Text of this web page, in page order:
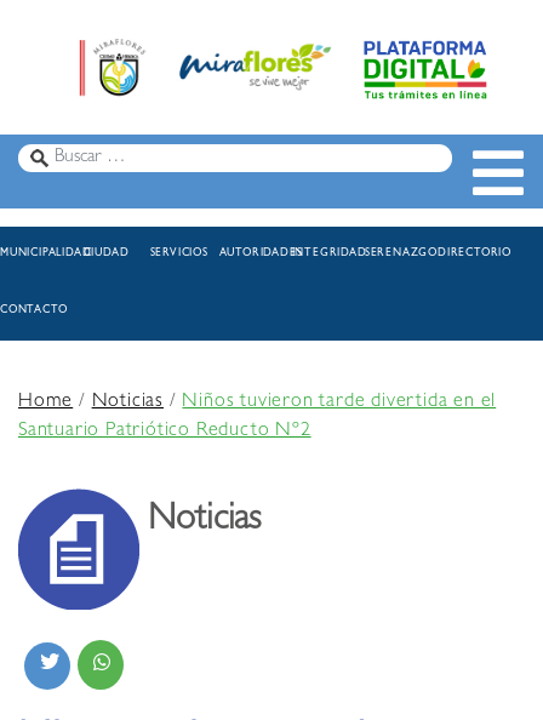
MUNICIPALIDADCIUDAD SERVICIOS AUTORIDADESINTEGRIDADSERENAZGODIRECTORIO
CONTACTO
Home/Noticias /Niños tuvieron tarde divertida en el
Santuario Patriótico Reducto Nº2
Noticias